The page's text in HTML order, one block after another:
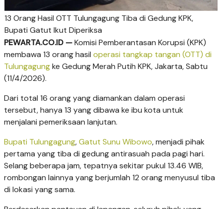
13 Orang Hasil OTT Tulungagung Tiba di Gedung KPK,
Bupati Gatut Ikut Diperiksa
PEWARTA.CO.ID —Komisi Pemberantasan Korupsi (KPK)
membawa 13 orang hasil operasi tangkap tangan (OTT) di
Tulungagungke Gedung Merah Putih KPK, Jakarta, Sabtu
(11/4/2026).
Dari total 16 orang yang diamankan dalam operasi
tersebut, hanya 13 yang dibawa ke ibu kota untuk
menjalani pemeriksaan lanjutan.
Bupati Tulungagung,Gatut Sunu Wibowo, menjadi pihak
pertama yang tiba di gedung antirasuah pada pagi hari.
Selang beberapa jam, tepatnya sekitar pukul 13.46 WIB,
rombongan lainnya yang berjumlah 12 orang menyusul tiba
di lokasi yang sama.